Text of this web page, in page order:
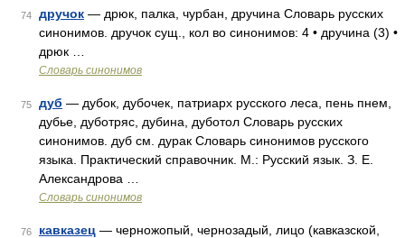
74 дручок — дрюк, палка, чурбан, дручина Словарь русских
синонимов. дручок сущ., кол во синонимов: 4 • дручина (3) •
дрюк …
Словарь синонимов
75 дуб — дубок, дубочек, патриарх русского леса, пень пнем,
дубье, дуботряс, дубина, дуботол Словарь русских
синонимов. дуб см. дурак Словарь синонимов русского
языка. Практический справочник. М.: Русский язык. З. Е.
Александрова …
Словарь синонимов
76 кавказец — черножопый, чернозадый, лицо (кавказской,